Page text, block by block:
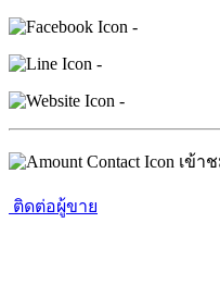
-
-
-
เข้า
ติดต่อผู้ขาย